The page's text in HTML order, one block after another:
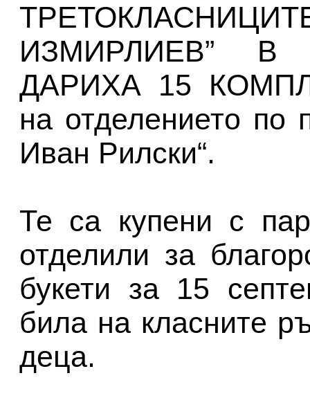
ИЗМИРЛИЕВ” В
ДАРИХА 15
на отделението
Иван Рилски“.
Те са купени с
отделили за
букети за 15
била на класните
деца.